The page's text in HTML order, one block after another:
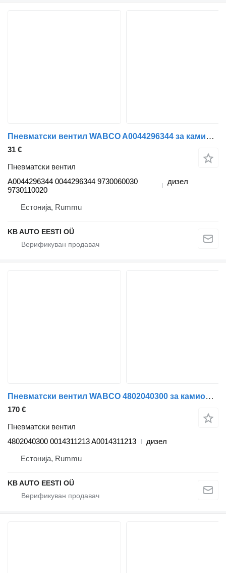
Пневматски вентил WABCO A0044296344 за камион Mercedes-Benz Actros MP4 Antos Arocs (2012-)
31 €
Пневматски вентил
A0044296344 0044296344 9730060030
9730110020
дизел
Естонија, Rummu
KB AUTO EESTI OÜ
Пневматски вентил WABCO 4802040300 за камион Mercedes-Benz Actros MP4 Antos Arocs (2012-)
170 €
Пневматски вентил
4802040300 0014311213 A0014311213
дизел
Естонија, Rummu
KB AUTO EESTI OÜ